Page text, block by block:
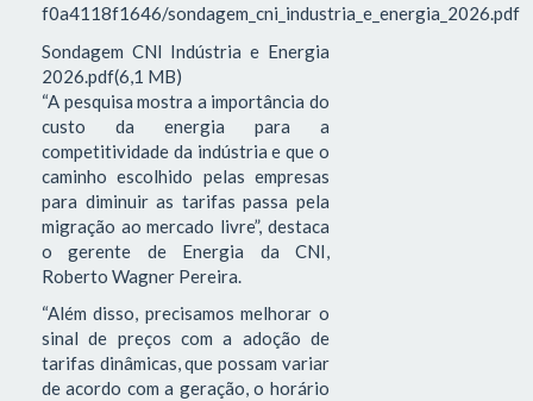
f0a4118f1646/sondagem_cni_industria_e_energia_2026.pdf
Sondagem CNI Indústria e Energia
2026.pdf(6,1 MB)
“A pesquisa mostra a importância do
custo da energia para a
competitividade da indústria e que o
caminho escolhido pelas empresas
para diminuir as tarifas passa pela
migração ao mercado livre”, destaca
o gerente de Energia da CNI,
Roberto Wagner Pereira.
“Além disso, precisamos melhorar o
sinal de preços com a adoção de
tarifas dinâmicas, que possam variar
de acordo com a geração, o horário